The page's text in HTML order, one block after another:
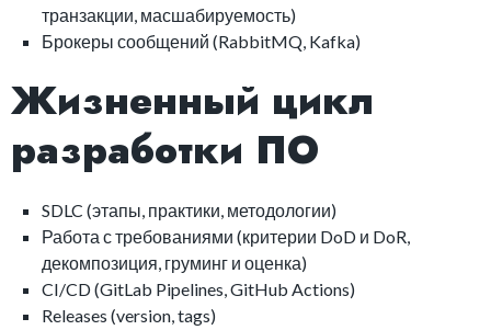
транзакции, масшабируемость)
Брокеры сообщений (RabbitMQ, Kafka)
Жизненный цикл
разработки ПО
SDLC (этапы, практики, методологии)
Работа с требованиями (критерии DoD и DoR,
декомпозиция, груминг и оценка)
CI/CD (GitLab Pipelines, GitHub Actions)
Releases (version, tags)